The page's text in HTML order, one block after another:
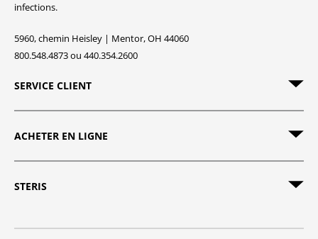
infections.
5960, chemin Heisley | Mentor, OH 44060
800.548.4873 ou 440.354.2600
SERVICE CLIENT
ACHETER EN LIGNE
STERIS